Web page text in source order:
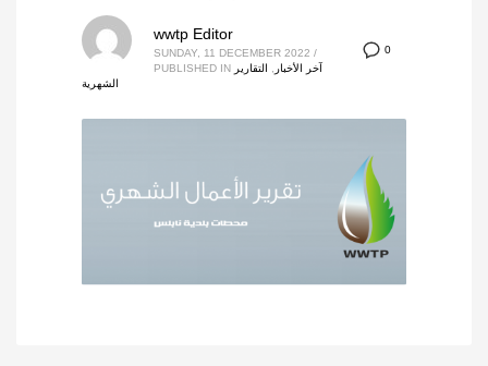
0
wwtp Editor
SUNDAY, 11 DECEMBER 2022 /
PUBLISHED IN
آخر الأخبار
التقارير
الشهرية